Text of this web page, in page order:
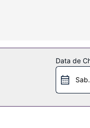
Ao final do
se Wi-fi grátis, serviços
dê um salto até
desfrutar de refeições
Data de